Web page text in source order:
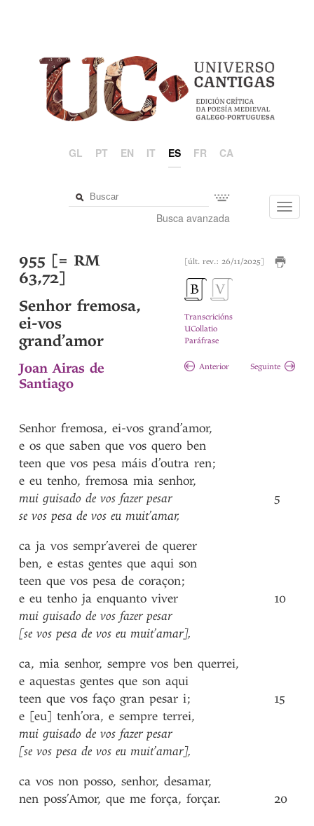
GL PT EN IT ES FR CA
Busca avanzada
[últ. rev.: 26/11/2025]
Transcricións
UCollatio
Paráfrase
Anterior Seguinte
955 [= RM
63,72]
Senhor fremosa,
ei-vos
grand’amor
Joan Airas de
Santiago
Senhor fremosa, ei-vos grand’amor,
e os que saben que vos quero ben
teen que vos pesa máis d’outra ren;
e eu tenho, fremosa mia senhor,
mui guisado de vos fazer pesar
se vos pesa de vos eu muit’amar,
ca ja vos sempr’averei de querer
ben, e estas gentes que aqui son
teen que vos pesa de coraçon;
e eu tenho ja enquanto viver
mui guisado de vos fazer pesar
[se vos pesa de vos eu muit’amar],
ca, mia senhor, sempre vos ben querrei,
e aquestas gentes que son aqui
teen que vos faço gran pesar i;
e [eu] tenh’ora, e sempre terrei,
mui guisado de vos fazer pesar
[se vos pesa de vos eu muit’amar],
ca vos non posso, senhor, desamar,
nen poss’Amor, que me força, forçar.
5
10
15
20